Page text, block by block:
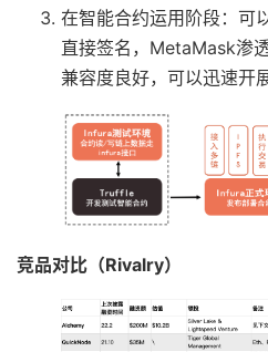
在智能合约运用阶段：可
直接签名，MetaMask渗
兼容度良好，可以迅速开
竞品对比（Rivalry）